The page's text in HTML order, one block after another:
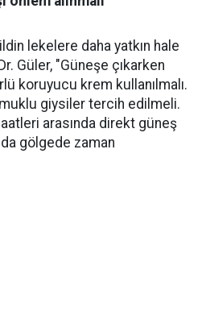
lekelere daha yatkın hale
Güler, "Güneşe çıkarken
koruyucu krem kullanılmalı.
giysiler tercih edilmeli.
arasında direkt güneş
da gölgede zaman